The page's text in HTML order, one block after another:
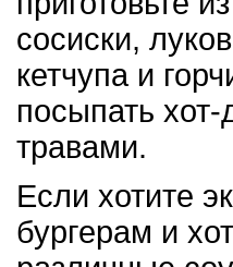
сосиски,
кетчупа и
посыпать
травами.
Если хотите
бургерам и